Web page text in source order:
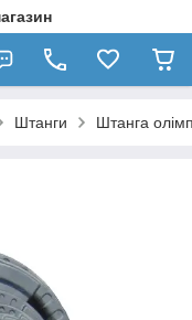
Штанги Штанга